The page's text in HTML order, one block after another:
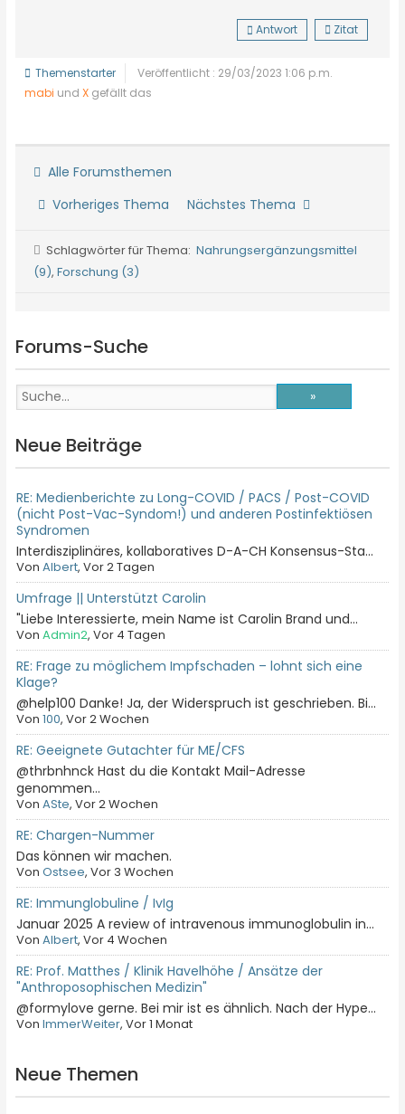
Antwort Zitat
Themenstarter
Veröffentlicht : 29/03/2023 1:06 p.m.
mabi undX gefällt das
Alle Forumsthemen
Vorheriges Thema
Nächstes Thema
Schlagwörter für Thema:Nahrungsergänzungsmittel
(9), Forschung (3)
Forums-Suche
Neue Beiträge
RE: Medienberichte zu Long-COVID / PACS / Post-COVID
(nicht Post-Vac-Syndom!) und anderen Postinfektiösen
Syndromen
Interdisziplinäres, kollaboratives D-A-CH Konsensus-Sta...
VonAlbert, Vor 2 Tagen
Umfrage || Unterstützt Carolin
"Liebe Interessierte, mein Name ist Carolin Brand und...
VonAdmin2, Vor 4 Tagen
RE: Frage zu möglichem Impfschaden – lohnt sich eine
Klage?
@help100 Danke! Ja, der Widerspruch ist geschrieben. Bi...
Von100, Vor 2 Wochen
RE: Geeignete Gutachter für ME/CFS
@thrbnhnck Hast du die Kontakt Mail-Adresse
genommen...
VonASte, Vor 2 Wochen
RE: Chargen-Nummer
Das können wir machen.
VonOstsee, Vor 3 Wochen
RE: Immunglobuline / IvIg
Januar 2025 A review of intravenous immunoglobulin in...
VonAlbert, Vor 4 Wochen
RE: Prof. Matthes / Klinik Havelhöhe / Ansätze der
"Anthroposophischen Medizin"
@formylove gerne. Bei mir ist es ähnlich. Nach der Hype...
VonImmerWeiter, Vor 1 Monat
Neue Themen